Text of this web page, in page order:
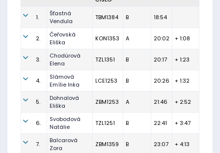
1.
Šťastná
Vendula
TBM1384 B 18:54
2.
Čeřovská
Eliška
KON1353 A 20:02 + 1:08
3.
Chodúrová
Elena
TZL1351 B 20:17 + 1:23
4.
Slámová
Emílie Inka
LCE1253 B 20:26 + 1:32
5.
Dohnalová
Eliška
ZBM1253 A 21:46 + 2:52
6.
Svobodová
Natálie
TZL1251 B 22:41 + 3:47
7.
Balcarová
Zora
ZBM1359 B 23:07 + 4:13